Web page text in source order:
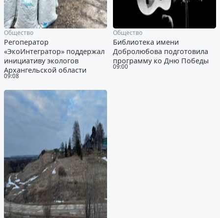
09:08
Общество
Регоператор
«ЭкоИнтегратор» поддержал
инициативу экологов
Архангельской области
09:00
Общество
Библиотека имени
Добролюбова подготовила
программу ко Дню Победы